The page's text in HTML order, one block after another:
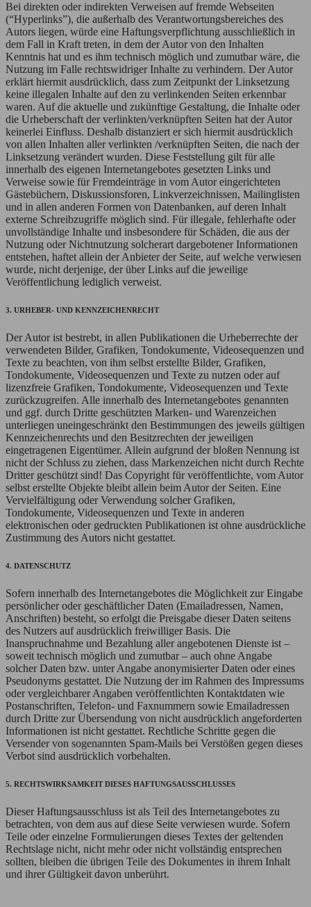
Bei direkten oder indirekten Verweisen auf fremde Webseiten
(“Hyperlinks”), die außerhalb des Verantwortungsbereiches des
Autors liegen, würde eine Haftungsverpflichtung ausschließlich in
dem Fall in Kraft treten, in dem der Autor von den Inhalten
Kenntnis hat und es ihm technisch möglich und zumutbar wäre, die
Nutzung im Falle rechtswidriger Inhalte zu verhindern. Der Autor
erklärt hiermit ausdrücklich, dass zum Zeitpunkt der Linksetzung
keine illegalen Inhalte auf den zu verlinkenden Seiten erkennbar
waren. Auf die aktuelle und zukünftige Gestaltung, die Inhalte oder
die Urheberschaft der verlinkten/verknüpften Seiten hat der Autor
keinerlei Einfluss. Deshalb distanziert er sich hiermit ausdrücklich
von allen Inhalten aller verlinkten /verknüpften Seiten, die nach der
Linksetzung verändert wurden. Diese Feststellung gilt für alle
innerhalb des eigenen Internetangebotes gesetzten Links und
Verweise sowie für Fremdeinträge in vom Autor eingerichteten
Gästebüchern, Diskussionsforen, Linkverzeichnissen, Mailinglisten
und in allen anderen Formen von Datenbanken, auf deren Inhalt
externe Schreibzugriffe möglich sind. Für illegale, fehlerhafte oder
unvollständige Inhalte und insbesondere für Schäden, die aus der
Nutzung oder Nichtnutzung solcherart dargebotener Informationen
entstehen, haftet allein der Anbieter der Seite, auf welche verwiesen
wurde, nicht derjenige, der über Links auf die jeweilige
Veröffentlichung lediglich verweist.
3. URHEBER- UND KENNZEICHENRECHT
Der Autor ist bestrebt, in allen Publikationen die Urheberrechte der
verwendeten Bilder, Grafiken, Tondokumente, Videosequenzen und
Texte zu beachten, von ihm selbst erstellte Bilder, Grafiken,
Tondokumente, Videosequenzen und Texte zu nutzen oder auf
lizenzfreie Grafiken, Tondokumente, Videosequenzen und Texte
zurückzugreifen. Alle innerhalb des Internetangebotes genannten
und ggf. durch Dritte geschützten Marken- und Warenzeichen
unterliegen uneingeschränkt den Bestimmungen des jeweils gültigen
Kennzeichenrechts und den Besitzrechten der jeweiligen
eingetragenen Eigentümer. Allein aufgrund der bloßen Nennung ist
nicht der Schluss zu ziehen, dass Markenzeichen nicht durch Rechte
Dritter geschützt sind! Das Copyright für veröffentlichte, vom Autor
selbst erstellte Objekte bleibt allein beim Autor der Seiten. Eine
Vervielfältigung oder Verwendung solcher Grafiken,
Tondokumente, Videosequenzen und Texte in anderen
elektronischen oder gedruckten Publikationen ist ohne ausdrückliche
Zustimmung des Autors nicht gestattet.
4. DATENSCHUTZ
Sofern innerhalb des Internetangebotes die Möglichkeit zur Eingabe
persönlicher oder geschäftlicher Daten (Emailadressen, Namen,
Anschriften) besteht, so erfolgt die Preisgabe dieser Daten seitens
des Nutzers auf ausdrücklich freiwilliger Basis. Die
Inanspruchnahme und Bezahlung aller angebotenen Dienste ist –
soweit technisch möglich und zumutbar – auch ohne Angabe
solcher Daten bzw. unter Angabe anonymisierter Daten oder eines
Pseudonyms gestattet. Die Nutzung der im Rahmen des Impressums
oder vergleichbarer Angaben veröffentlichten Kontaktdaten wie
Postanschriften, Telefon- und Faxnummern sowie Emailadressen
durch Dritte zur Übersendung von nicht ausdrücklich angeforderten
Informationen ist nicht gestattet. Rechtliche Schritte gegen die
Versender von sogenannten Spam-Mails bei Verstößen gegen dieses
Verbot sind ausdrücklich vorbehalten.
5. RECHTSWIRKSAMKEIT DIESES HAFTUNGSAUSSCHLUSSES
Dieser Haftungsausschluss ist als Teil des Internetangebotes zu
betrachten, von dem aus auf diese Seite verwiesen wurde. Sofern
Teile oder einzelne Formulierungen dieses Textes der geltenden
Rechtslage nicht, nicht mehr oder nicht vollständig entsprechen
sollten, bleiben die übrigen Teile des Dokumentes in ihrem Inhalt
und ihrer Gültigkeit davon unberührt.